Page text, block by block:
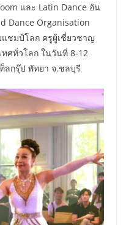
และ Latin Dance อัน
Dance Organisation
ชมป์โลก ครูผู้เชี่ยวชาญ
ทศทั่วโลก ในวันที่ 8-12
ลกรุ๊ป พัทยา จ.ชลบุรี